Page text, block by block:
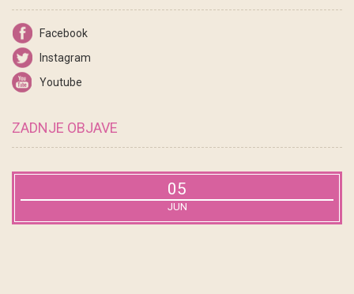
Facebook
Instagram
Youtube
ZADNJE OBJAVE
05
JUN